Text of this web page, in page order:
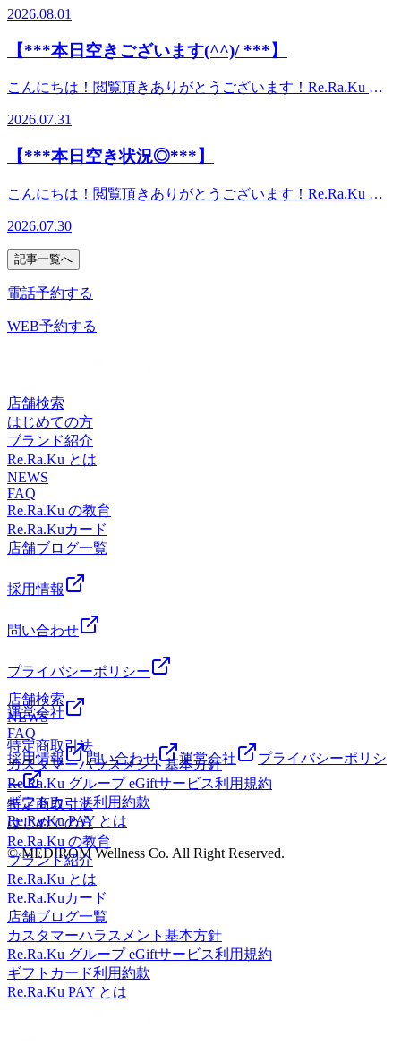
イン #ホテルリブマックス #銀座商店街#千葉銀行中央支店下
ス #だるさ #倦怠感 #不眠#肩コリ #首コリ #目 の疲れ #腰痛 #
姿勢 が気になる#足 #冷え #むくみ etc,,,
#三井ガーデンホテル #ミラマーレ #ダイワロイネットホテル
#ホテルサンシティ#ホテルルートイン #東横イン #ベッセル
イン #ホテルリブマックス #銀座商店街#千葉銀行中央支店下
記でお困りの方にオススメです。#疲れが抜けない #ストレ
ス #だるさ #倦怠感 #不眠#肩コリ #首コリ #目 の疲れ #腰痛 #
姿勢 が気になる#足 #冷え #むくみ etc,,,
りお待ちしております🌴 ※対象決済・還元条件・付与時期
い。
スを提供して参ります。皆様のご来店、心よりお待ちしてお
ID:@ate0122i**********************************『マッサ
ージより気持ちいい♪』肩甲骨ストレッチ＆ボディケア×コ
ミュニケーション*** Re.Ra.Ku千葉中央店 ****ＪＲ千葉駅徒
徒歩３分*【営業時間】月～金 11：00-21：00（最終受付
舗TEL】043-306-1282【予約専用】042-679-
葭川公園 #マッサージ より気持ちいい #ストレッチ#肩甲骨
#三井ガーデンホテル #ミラマーレ #ダイワロイネットホテル
#ホテルサンシティ#ホテルルートイン #東横イン #ベッセル
イン #ホテルリブマックス #銀座商店街#千葉銀行中央支店下
記でお困りの方にオススメです。#疲れが抜けない #ストレ
姿勢 が気になる#足 #冷え #むくみ etc,,,
す◎ ***】本日は11：00～20：00まで予約状況に空きがござ
いますので、お身体がお疲れの方は是非ご利用ください。皆
様のご来店をお待ちしております(*^^*)【明日の空き状況】
大森・窪田・香遠です(^^)v引き続き、お客様の生活に寄り
添った健康管理サービスを提供して参ります。皆様のご来
募集中(^^)/
ID:@ate0122i**********************************『マッサ
ージより気持ちいい♪』肩甲骨ストレッチ＆ボディケア×コ
歩8分**京成千葉中央駅徒歩5分**千葉モノレール葭川公園駅
20：20）土・日・祝 11：00-20：00（最終受付19：20）【店
6384**********************************#千葉 #千葉中央 #
葭川公園 #マッサージ より気持ちいい #ストレッチ#肩甲骨
剥がし #骨盤 #ボディケア #フットケア #ヘッドスパ #メンズ
イン #ホテルリブマックス #銀座商店街#千葉銀行中央支店下
記でお困りの方にオススメです。#疲れが抜けない #ストレ
ス #だるさ #倦怠感 #不眠#肩コリ #首コリ #目 の疲れ #腰痛 #
姿勢 が気になる#足 #冷え #むくみ etc,,,
2026.08.01
【***本日空きございます(^^)/ ***】
こんにちは！閲覧頂きありがとうございます！Re.Ra.Ku 千
***】本日は12：00～19：30まで予約状況に空きがございま
す◎当日の飛び込みでも大歓迎ですのでお気軽に足を運んで
ください(^^)/皆様のご来店をお待ちしております(*^^*)【明
スタッフ】窪田・大森・井・香遠です(^^)v引き続き、お客
様の生活に寄り添った健康管理サービスを提供して参りま
す。皆様のご来店、心よりお待ちしております！
(*'ω'*) LINE＠ お友達登録募集中(^^)/
ID:@ate0122i**********************************『マッサ
ージより気持ちいい♪』肩甲骨ストレッチ＆ボディケア×コ
歩8分**京成千葉中央駅徒歩5分**千葉モノレール葭川公園駅
6384**********************************#千葉 #千葉中央 #
葭川公園 #マッサージ より気持ちいい #ストレッチ#肩甲骨
剥がし #骨盤 #ボディケア #フットケア #ヘッドスパ #メンズ
#三井ガーデンホテル #ミラマーレ #ダイワロイネットホテル
#ホテルサンシティ#ホテルルートイン #東横イン #ベッセル
イン #ホテルリブマックス #銀座商店街#千葉銀行中央支店下
記でお困りの方にオススメです。#疲れが抜けない #ストレ
ス #だるさ #倦怠感 #不眠#肩コリ #首コリ #目 の疲れ #腰痛 #
姿勢 が気になる#足 #冷え #むくみ etc,,,
2026.07.31
【***本日空き状況◎***】
こんにちは！閲覧頂きありがとうございます！Re.Ra.Ku 千
は11：00～21：00まで予約状況に空きがございますので、お
疲れの溜まっている方はぜひお越しください(^^♪皆様のご来
店をお待ちしております(*^^*)【明日の空き状況】11：00～
19：30までご案内可能です♪【出勤スタッフ】大森・井です
スを提供して参ります。皆様のご来店、心よりお待ちしてお
ミュニケーション*** Re.Ra.Ku千葉中央店 ****ＪＲ千葉駅徒
歩8分**京成千葉中央駅徒歩5分**千葉モノレール葭川公園駅
徒歩３分*【営業時間】月～金 11：00-21：00（最終受付
20：20）土・日・祝 11：00-20：00（最終受付19：20）【店
舗TEL】043-306-1282【予約専用】042-679-
6384**********************************#千葉 #千葉中央 #
葭川公園 #マッサージ より気持ちいい #ストレッチ#肩甲骨
剥がし #骨盤 #ボディケア #フットケア #ヘッドスパ #メンズ
#三井ガーデンホテル #ミラマーレ #ダイワロイネットホテル
イン #ホテルリブマックス #銀座商店街#千葉銀行中央支店下
ス #だるさ #倦怠感 #不眠#肩コリ #首コリ #目 の疲れ #腰痛 #
2026.07.30
記事一覧へ
電話予約する
WEB予約する
店舗検索
はじめての方
ブランド紹介
Re.Ra.Ku とは
NEWS
FAQ
Re.Ra.Ku の教育
Re.Ra.Kuカード
店舗ブログ一覧
採用情報
問い合わせ
プライバシーポリシー
運営会社
特定商取引法
カスタマーハラスメント基本方針
Re.Ra.Ku グループ eGiftサービス利用規約
ギフトカード利用約款
Re.Ra.Ku PAY とは
© MEDIROM Wellness Co. All Right Reserved.
店舗検索
NEWS
FAQ
採用情報
問い合わせ 運営会社
プライバシーポリシ
ー
特定商取引法
はじめての方
Re.Ra.Ku の教育
ブランド紹介
Re.Ra.Ku とは
Re.Ra.Kuカード
店舗ブログ一覧
カスタマーハラスメント基本方針
Re.Ra.Ku グループ eGiftサービス利用規約
ギフトカード利用約款
Re.Ra.Ku PAY とは